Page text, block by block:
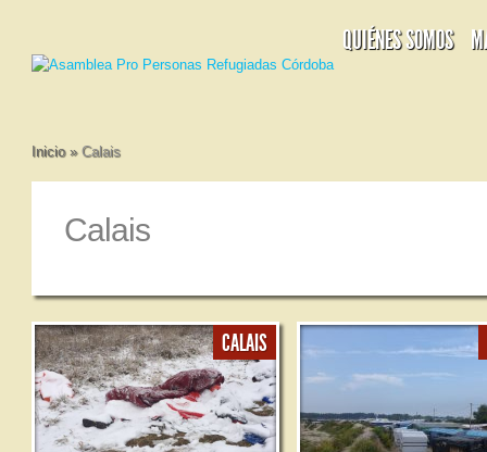
QUIÉNES SOMOS
Inicio »Calais
Calais
CALAIS